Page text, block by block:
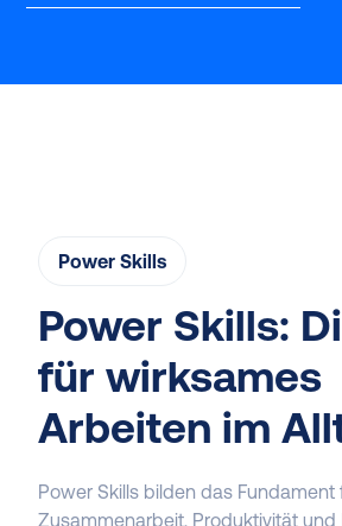
Power Skills
Power Skills:
für wirksames
Arbeiten im
Power Skills bilden das Fundament
Zusammenarbeit, Produktivität und